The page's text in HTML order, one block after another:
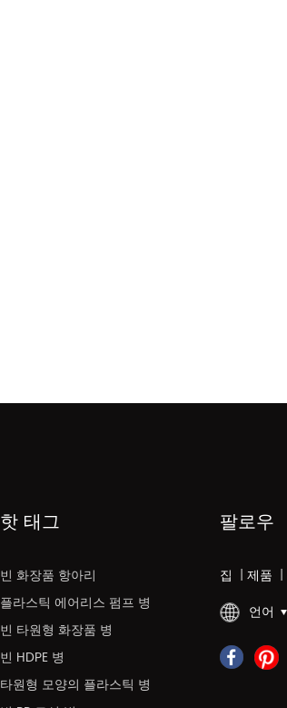
핫 태그
빈 화장품 항아리
플라스틱 에어리스 펌프 병
빈 타원형 화장품 병
빈 HDPE 병
타원형 모양의 플라스틱 병
팔로우
집 | 제품 |
언어